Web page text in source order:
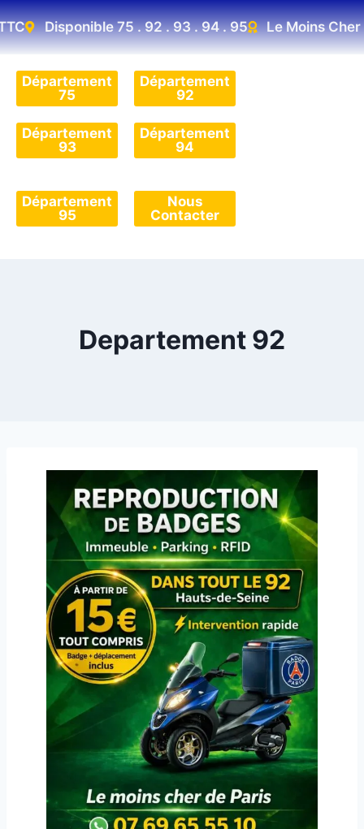
Disponible 75 . 92 . 93 . 94 . 95 Le Moins Cher
Département
75
Département
92
Département
93
Département
94
Département
95
Nous
Contacter
Departement 92